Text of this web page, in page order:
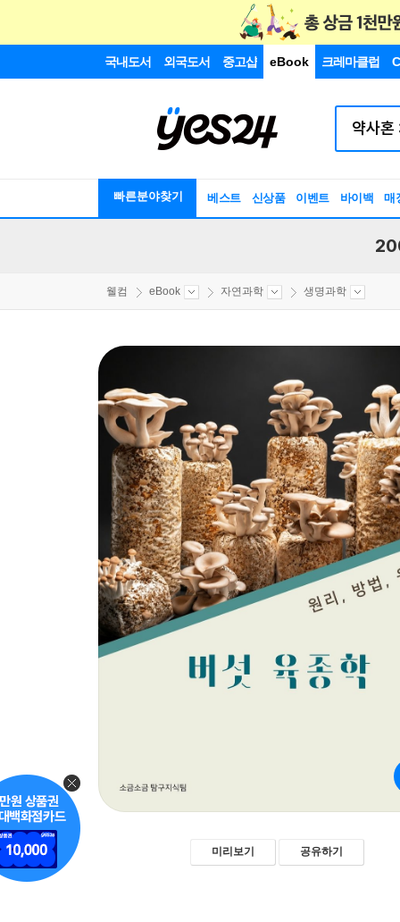
국내도서 외국도서 중고샵 eBook 크레마클럽
빠른분야찾기 베스트 신상품 이벤트 바이백 매
웰컴 eBook 자연과학 생명과학
미리보기 공유하기